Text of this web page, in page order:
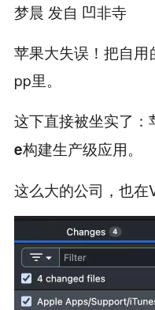
梦晨 发自 凹非寺
苹果大失误！把自
pp里。
这下直接被坐实了：
e构建生产级应用。
这么大的公司，也在